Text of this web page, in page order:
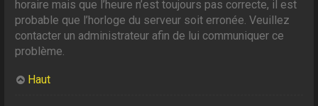
horaire mais que l’heure n’est toujours pas correcte, il est
probable que l’horloge du serveur soit erronée. Veuillez
contacter un administrateur afin de lui communiquer ce
problème.
Haut